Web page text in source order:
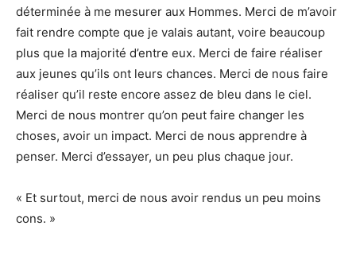
déterminée à me mesurer aux Hommes. Merci de m’avoir
fait rendre compte que je valais autant, voire beaucoup
plus que la majorité d’entre eux. Merci de faire réaliser
aux jeunes qu’ils ont leurs chances. Merci de nous faire
réaliser qu’il reste encore assez de bleu dans le ciel.
Merci de nous montrer qu’on peut faire changer les
choses, avoir un impact. Merci de nous apprendre à
penser. Merci d’essayer, un peu plus chaque jour.
« Et surtout, merci de nous avoir rendus un peu moins
cons. »